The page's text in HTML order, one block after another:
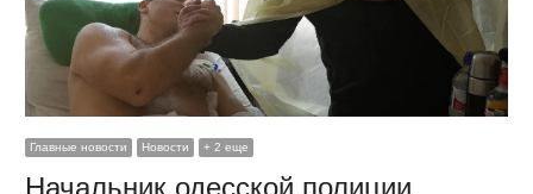
Главные новости Новости + 2 еще
Начальник одесской полиции